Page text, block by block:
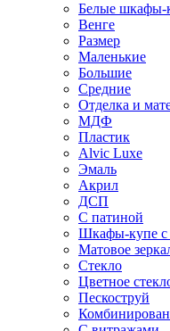
Белые шкафы-
Венге
Размер
Маленькие
Большие
Средние
Отделка и
МДФ
Пластик
Alvic Luxe
Эмаль
Акрил
ДСП
С патиной
Шкафы-купе с
Матовое
Стекло
Цветное
Пескоструй